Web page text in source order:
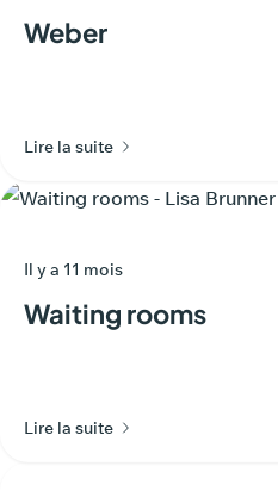
Weber
Lire la suite
Il y a 11 mois
Waiting rooms
Lire la suite